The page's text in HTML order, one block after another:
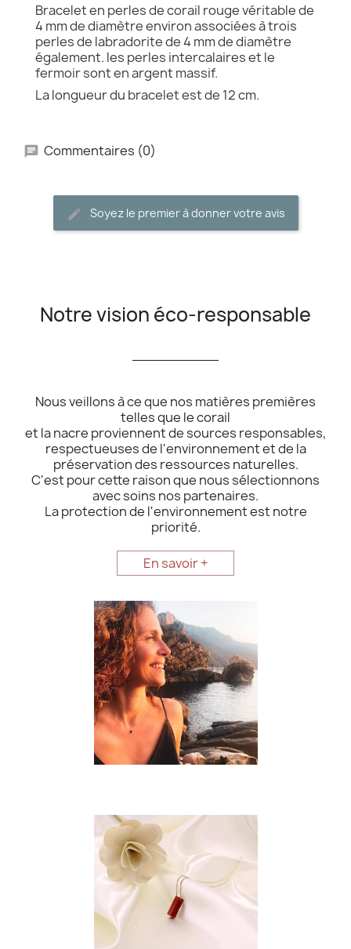
Bracelet en perles de corail rouge véritable de
4 mm de diamètre environ associées à trois
perles de labradorite de 4 mm de diamètre
également. les perles intercalaires et le
fermoir sont en argent massif.
La longueur du bracelet est de 12 cm.
Commentaires (0)
Soyez le premier à donner votre avis
Notre vision éco-responsable
Nous veillons à ce que nos matières premières
telles que le corail
et la nacre proviennent de sources responsables,
respectueuses de l'environnement et de la
préservation des ressources naturelles.
C'est pour cette raison que nous sélectionnons
avec soins nos partenaires.
La protection de l'environnement est notre
priorité.
En savoir +